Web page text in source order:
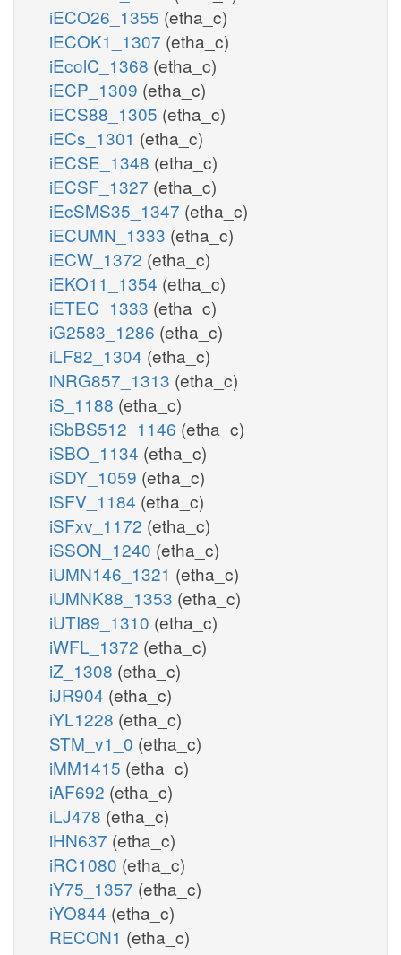
iECO26_1355 (etha_c)
iECOK1_1307 (etha_c)
iEcolC_1368 (etha_c)
iECP_1309 (etha_c)
iECS88_1305 (etha_c)
iECs_1301 (etha_c)
iECSE_1348 (etha_c)
iECSF_1327 (etha_c)
iEcSMS35_1347 (etha_c)
iECUMN_1333 (etha_c)
iECW_1372 (etha_c)
iEKO11_1354 (etha_c)
iETEC_1333 (etha_c)
iG2583_1286 (etha_c)
iLF82_1304 (etha_c)
iNRG857_1313 (etha_c)
iS_1188 (etha_c)
iSbBS512_1146 (etha_c)
iSBO_1134 (etha_c)
iSDY_1059 (etha_c)
iSFV_1184 (etha_c)
iSFxv_1172 (etha_c)
iSSON_1240 (etha_c)
iUMN146_1321 (etha_c)
iUMNK88_1353 (etha_c)
iUTI89_1310 (etha_c)
iWFL_1372 (etha_c)
iZ_1308 (etha_c)
iJR904 (etha_c)
iYL1228 (etha_c)
STM_v1_0 (etha_c)
iMM1415 (etha_c)
iAF692 (etha_c)
iLJ478 (etha_c)
iHN637 (etha_c)
iRC1080 (etha_c)
iY75_1357 (etha_c)
iYO844 (etha_c)
RECON1 (etha_c)